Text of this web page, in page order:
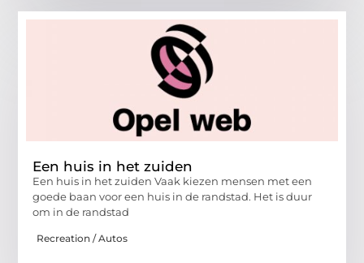
Een huis in het zuiden
Een huis in het zuiden Vaak kiezen mensen met een
goede baan voor een huis in de randstad. Het is duur
om in de randstad
Recreation / Autos